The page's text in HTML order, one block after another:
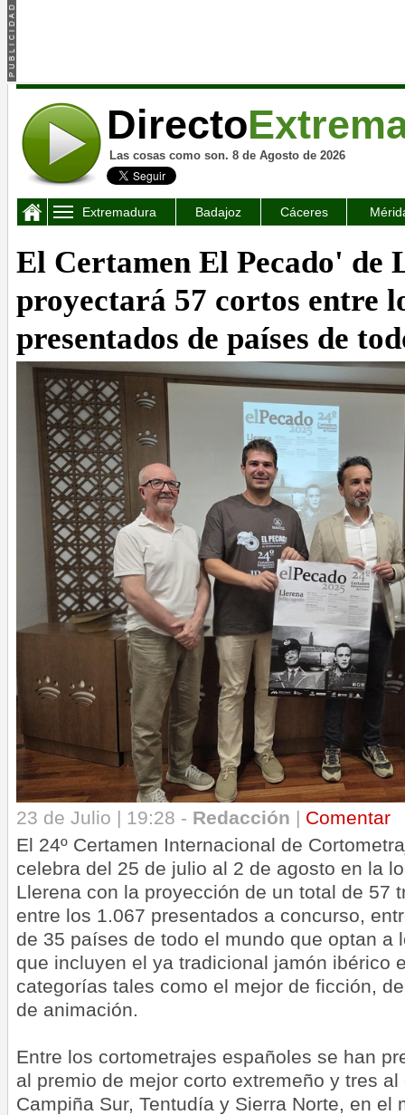
Directo
Las cosas como son. 8 de Agosto de 2026
Extremadura Badajoz Cáceres
El Certamen El Pecado' de
proyectará 57 cortos entre
presentados de países de
23 de Julio | 19:28 - Redacción | Comentar
El 24º Certamen Internacional de
celebra del 25 de julio al 2 de agosto en la
Llerena con la proyección de un total de 57
entre los 1.067 presentados a concurso,
de 35 países de todo el mundo que optan a
que incluyen el ya tradicional jamón ibérico
categorías tales como el mejor de ficción,
de animación.
Entre los cortometrajes españoles se han
al premio de mejor corto extremeño y tres
Campiña Sur, Tentudía y Sierra Norte, en el